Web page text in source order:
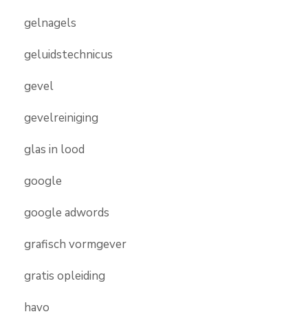
gelnagels
geluidstechnicus
gevel
gevelreiniging
glas in lood
google
google adwords
grafisch vormgever
gratis opleiding
havo